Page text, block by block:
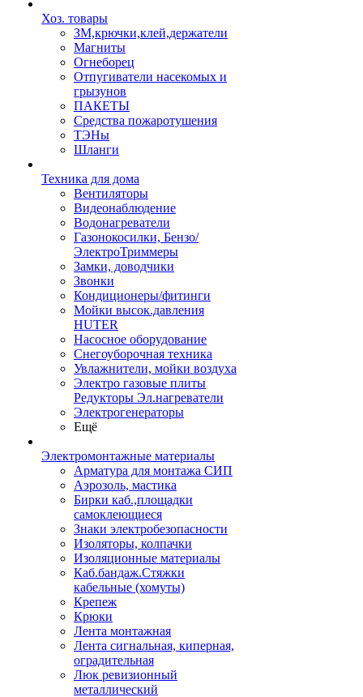
Хоз. товары
ЗМ,крючки,клей,держатели
Магниты
Огнеборец
Отпугиватели насекомых и
грызунов
ПАКЕТЫ
Средства пожаротушения
ТЭНы
Шланги
Техника для дома
Вентиляторы
Видеонаблюдение
Водонагреватели
Газонокосилки, Бензо/
ЭлектроТриммеры
Замки, доводчики
Звонки
Кондиционеры/фитинги
Мойки высок.давления
HUTER
Насосное оборудование
Снегоуборочная техника
Увлажнители, мойки воздуха
Электро газовые плиты
Редукторы Эл.нагреватели
Электрогенераторы
Ещё
Электромонтажные материалы
Арматура для монтажа СИП
Аэрозоль, мастика
Бирки каб.,площадки
самоклеющиеся
Знаки электробезопасности
Изоляторы, колпачки
Изоляционные материалы
Каб.бандаж.Стяжки
кабельные (хомуты)
Крепеж
Крюки
Лента монтажная
Лента сигнальная, киперная,
оградительная
Люк ревизионный
металлический